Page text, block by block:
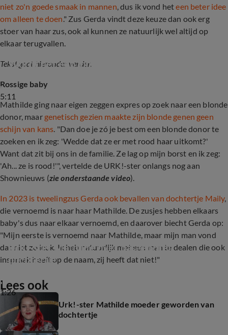
niet zo'n goede smaak in mannen, dus ik vond heteen beter idee
om alleen te doen." Zus Gerda vindt deze keuze dan ook erg
stoer van haar zus, ook al kunnen ze natuurlijk wel altijd op
elkaar terugvallen.
Tekst gaat hieronder verder.
5:11
Wordt het een jongen of meisje voor Gerda?
Rossige baby
Mathilde ging naar eigen zeggen expres op zoek naar een blonde
donor, maar genetisch gezien maakte zijn blonde genen geen
schijn van kans. "Dan doe je zó je best om een blonde donor te
zoeken en ik zeg: 'Wedde dat ze er met rood haar uitkomt?'
Want dat zit bij ons in de familie. Ze lag op mijn borst en ik zeg:
'Ah... ze is rood!'", vertelde de URK!-ster onlangs nog aan
Shownieuws (zie onderstaande video).
In 2023 is tweelingzus Gerda ook bevallen van dochtertje Maily,
die vernoemd is naar haar Mathilde. De zusjes hebben elkaars
baby's dus naar elkaar vernoemd, en daarover biecht Gerda op:
"Mijn eerste is vernoemd naar Mathilde, maar mijn man vond
dat niet zo leuk. Ik heb natuurlijk met een man te dealen die ook
inspraak heeft op de naam, zij heeft dat niet!"
1:26
Urk!-ster Mathilde over pasgeboren
dochtertje
Lees ook
Urk!-ster Mathilde moeder geworden van
dochtertje